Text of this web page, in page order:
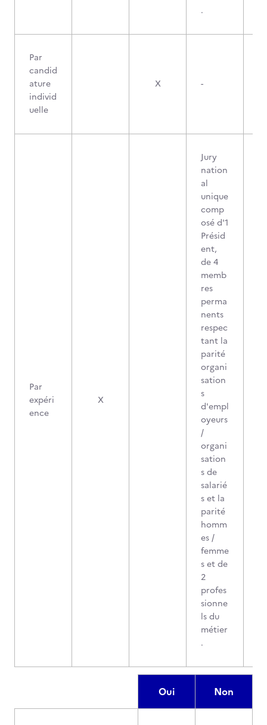
.
Par
candid
ature
individ
uelle
X -
Par
expéri
ence
X
Jury
nation
al
unique
comp
osé d'1
Présid
ent,
de 4
memb
res
perma
nents
respec
tant la
parité
organi
sation
s
d'empl
oyeurs
/
organi
sation
s de
salarié
s et la
parité
homm
es /
femme
s et de
2
profes
sionne
ls du
métier
.
Oui Non